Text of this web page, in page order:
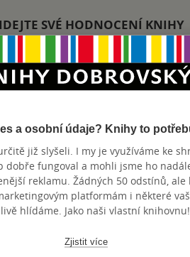
SVÉ HODNOCENÍ KNIHY
až do konce
a osobní údaje? Knihy to
již slyšeli. I my je využíváme ke
dobře fungoval a mohli jsme ho
reklamu. Žádných 50 odstínů, ale
platformám i některé
hlídáme. Jako naši vlastní knihovnu!
Zjistit více